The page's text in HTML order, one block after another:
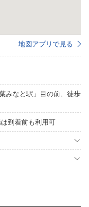
地図アプリで見る
みなと駅」目の前、徒歩
到着前も利用可